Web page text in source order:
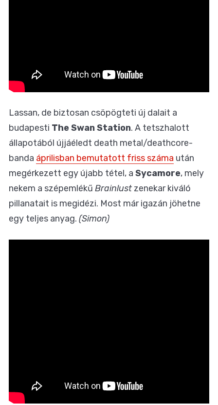
Lassan, de biztosan csöpögteti új dalait a
budapesti The Swan Station. A tetszhalott
állapotából újjáéledt death metal/deathcore-
banda áprilisban bemutatott friss száma után
megérkezett egy újabb tétel, a Sycamore, mely
nekem a szépemlékű Brainlust zenekar kiváló
pillanatait is megidézi. Most már igazán jöhetne
egy teljes anyag. (Simon)